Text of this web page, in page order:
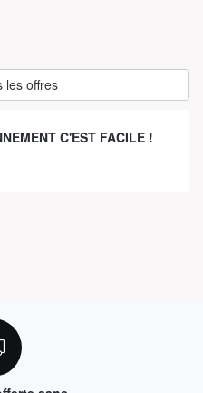
les offres
C'EST FACILE !